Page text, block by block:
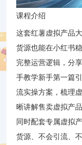
课程介绍
这套红薯虚拟产品
货源也能在小红书
完整运营逻辑，分
手教学新手第一篇
流实操方案，梳理
晰讲解售卖虚拟产
同时配套专属虚拟
货源、不会引流、